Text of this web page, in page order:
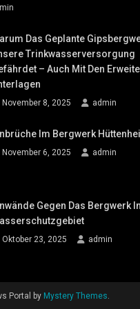
Das Geplante
Trinkwasserversorgung
– Auch Mit Den
November 8, 2025 admin
Im Bergwerk
November 6, 2025 admin
Gegen Das Bergwerk
Oktober 23, 2025 admin
Portal by Mystery Themes.